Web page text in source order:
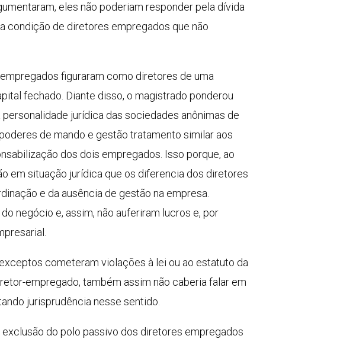
eles não poderiam responder pela dívida
condição de diretores empregados que não
figuraram como diretores de uma
fechado. Diante disso, o magistrado ponderou
jurídica das sociedades anônimas de
de mando e gestão tratamento similar aos
dos dois empregados. Isso porque, ao
em situação jurídica que os diferencia dos diretores
e da ausência de gestão na empresa.
negócio e, assim, não auferiram lucros e, por
cometeram violações à lei ou ao estatuto da
empregado, também assim não caberia falar em
jurisprudência nesse sentido.
do polo passivo dos diretores empregados